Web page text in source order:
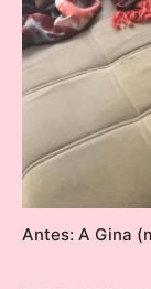
Antes: A Gina